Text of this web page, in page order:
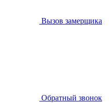
Вызов замерщика
Обратный звонок